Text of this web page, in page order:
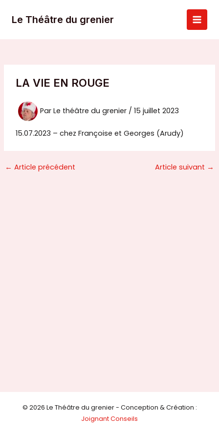
Le Théâtre du grenier
Main
LA VIE EN ROUGE
Par Le théâtre du grenier / 15 juillet 2023
15.07.2023 – chez Françoise et Georges (Arudy)
← Article précédent Article suivant →
© 2026 Le Théâtre du grenier - Conception & Création :
Joignant Conseils